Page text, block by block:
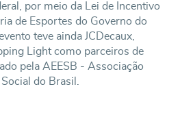
por meio da Lei de Incentivo
de Esportes do Governo do
teve ainda JCDecaux,
Light como parceiros de
pela AEESB - Associação
do Brasil.